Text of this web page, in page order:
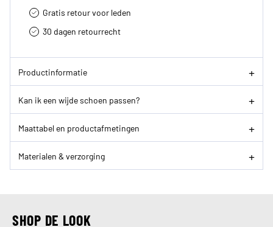
Gratis retour voor leden
30 dagen retourrecht­
Productinformatie
Kan ik een wijde schoen passen?
Maattabel en productafmetingen
Materialen & verzorging
SHOP DE LOOK